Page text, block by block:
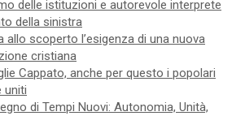
delle istituzioni e autorevole interprete
della sinistra
allo scoperto l’esigenza di una nuova
cristiana
Cappato, anche per questo i popolari
uniti
di Tempi Nuovi: Autonomia, Unità,